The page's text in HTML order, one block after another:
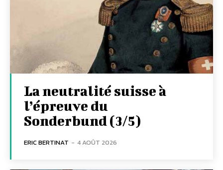
La neutralité suisse à
l’épreuve du
Sonderbund (3/5)
ERIC BERTINAT - 4 AOÛT 2026